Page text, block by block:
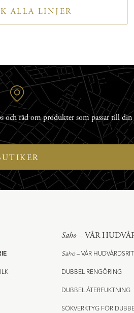
ALLA LINJER
och råd om produkter som passar till
Saho– VÅR
Saho– VÅR
DUBBEL RENGÖRING
DUBBEL ÅTERFUKTNING
SÖKVERKTYG FÖR